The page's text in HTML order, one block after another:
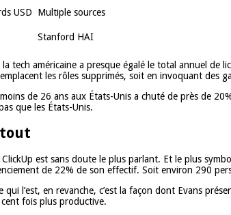
USD
Multiple sources
Stanford HAI
tech américaine a presque égalé le total annuel de
les rôles supprimés, soit en invoquant des
de 26 ans aux États-Unis a chuté de près de
que les États-Unis.
tout
est sans doute le plus parlant. Et le plus
de 22% de son effectif. Soit environ 290
qui l’est, en revanche, c’est la façon dont Evans
fois plus productive.